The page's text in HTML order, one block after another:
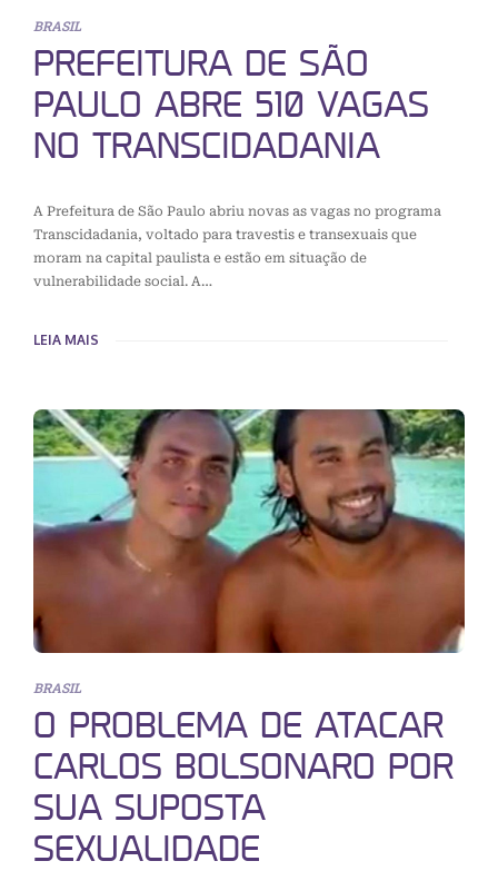
BRASIL
PREFEITURA DE SÃO
PAULO ABRE 510 VAGAS
NO TRANSCIDADANIA
A Prefeitura de São Paulo abriu novas as vagas no programa
Transcidadania, voltado para travestis e transexuais que
moram na capital paulista e estão em situação de
vulnerabilidade social. A…
LEIA MAIS
BRASIL
O PROBLEMA DE ATACAR
CARLOS BOLSONARO POR
SUA SUPOSTA
SEXUALIDADE